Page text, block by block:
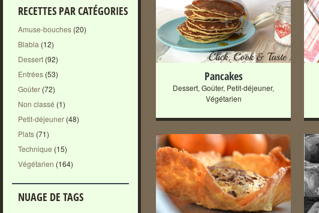
RECETTES PAR CATÉGORIES
Amuse-bouches (20)
Blabla (12)
Dessert (92)
Entrées (53)
Goûter (72)
Non classé (1)
Petit-déjeuner (48)
Plats (71)
Technique (15)
Végétarien (164)
NUAGE DE TAGS
+
Pancakes
Dessert, Goûter, Petit-déjeuner,
Végétarien
+